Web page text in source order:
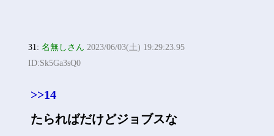
31:名無しさん 2023/06/03(土) 19:29:23.95
ID:Sk5Ga3sQ0
>>14
たらればだけどジョブスな